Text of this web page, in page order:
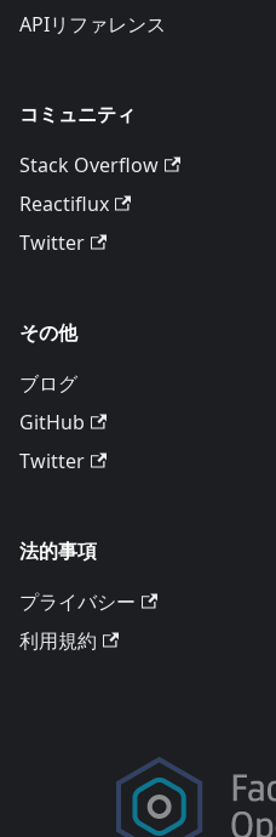
APIリファレンス
コミュニティ
Stack Overflow
Reactiflux
Twitter
その他
ブログ
GitHub
Twitter
法的事項
プライバシー
利用規約